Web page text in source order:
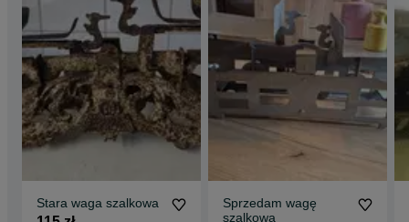
Stara waga szalkowa
Sprzedam wagę
szalkową